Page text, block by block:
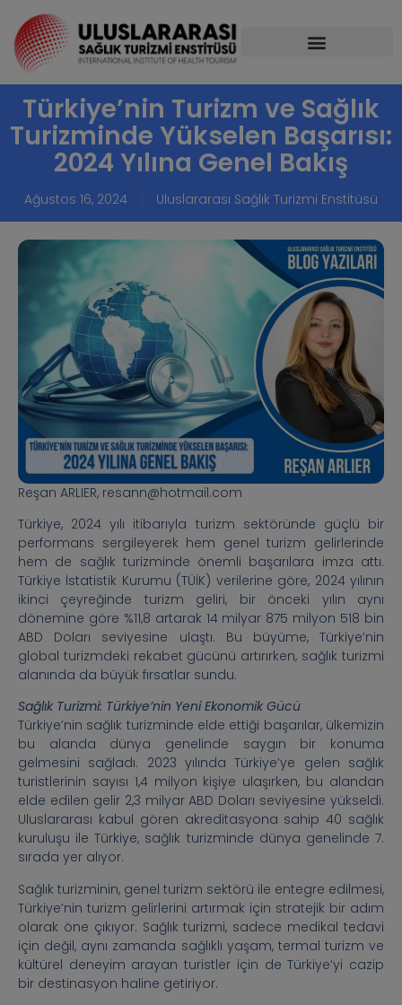
Türkiye’nin Turizm ve Sağlık
Turizminde Yükselen Başarısı:
2024 Yılına Genel Bakış
Ağustos 16, 2024 Uluslararası Sağlık Turizmi Enstitüsü
Reşan ARLIER, resann@hotmail.com
Türkiye, 2024 yılı itibarıyla turizm sektöründe güçlü bir
performans sergileyerek hem genel turizm gelirlerinde
hem de sağlık turizminde önemli başarılara imza attı.
Türkiye İstatistik Kurumu (TÜİK) verilerine göre, 2024 yılının
ikinci çeyreğinde turizm geliri, bir önceki yılın aynı
dönemine göre %11,8 artarak 14 milyar 875 milyon 518 bin
ABD Doları seviyesine ulaştı. Bu büyüme, Türkiye’nin
global turizmdeki rekabet gücünü artırırken, sağlık turizmi
alanında da büyük fırsatlar sundu.
Sağlık Turizmi: Türkiye’nin Yeni Ekonomik Gücü
Türkiye’nin sağlık turizminde elde ettiği başarılar, ülkemizin
bu alanda dünya genelinde saygın bir konuma
gelmesini sağladı. 2023 yılında Türkiye’ye gelen sağlık
turistlerinin sayısı 1,4 milyon kişiye ulaşırken, bu alandan
elde edilen gelir 2,3 milyar ABD Doları seviyesine yükseldi.
Uluslararası kabul gören akreditasyona sahip 40 sağlık
kuruluşu ile Türkiye, sağlık turizminde dünya genelinde 7.
sırada yer alıyor.
Sağlık turizminin, genel turizm sektörü ile entegre edilmesi,
Türkiye’nin turizm gelirlerini artırmak için stratejik bir adım
olarak öne çıkıyor. Sağlık turizmi, sadece medikal tedavi
için değil, aynı zamanda sağlıklı yaşam, termal turizm ve
kültürel deneyim arayan turistler için de Türkiye’yi cazip
bir destinasyon haline getiriyor.